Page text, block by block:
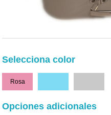
Selecciona color
Rosa
Opciones adicionales